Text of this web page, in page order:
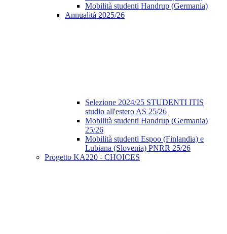
Mobilità studenti Handrup (Germania)
Annualità 2025/26
Selezione 2024/25 STUDENTI ITIS
studio all'estero AS 25/26
Mobilità studenti Handrup (Germania)
25/26
Mobilità studenti Espoo (Finlandia) e
Lubiana (Slovenia) PNRR 25/26
Progetto KA220 - CHOICES